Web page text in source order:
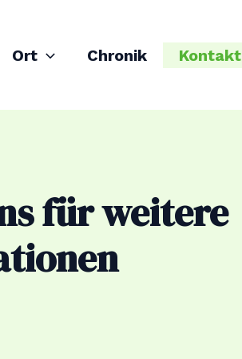
Ort Chronik Kontakt
für weitere